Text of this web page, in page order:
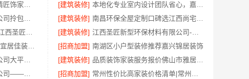
[建筑装修]
[建筑装修]
[建筑装修]
[招商加盟] 南湖区小户型装修推荐嘉兴锦居装饰
[建筑装修]
[招商加盟]